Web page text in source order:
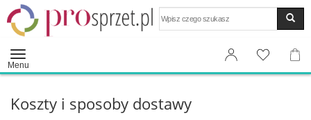
Menu
Koszty i sposoby dostawy